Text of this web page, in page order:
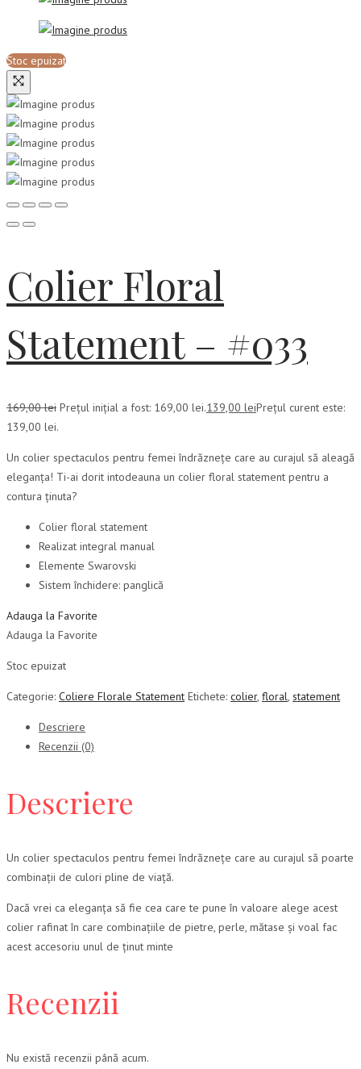
Stoc epuizat
Colier Floral
Statement – #033
169,00lei Prețul inițial a fost: 169,00 lei.139,00 leiPrețul curent este:
139,00 lei.
Un colier spectaculos pentru femei îndrăznețe care au curajul să aleagă
eleganța! Ti-ai dorit intodeauna un colier floral statement pentru a
contura ținuta?
Colier floral statement
Realizat integral manual
Elemente Swarovski
Sistem închidere: panglică
Adauga la Favorite
Adauga la Favorite
Stoc epuizat
Categorie: Coliere Florale Statement Etichete: colier, floral, statement
Descriere
Recenzii (0)
Descriere
Un colier spectaculos pentru femei îndrăznețe care au curajul să poarte
combinații de culori pline de viață.
Dacă vrei ca eleganța să fie cea care te pune în valoare alege acest
colier rafinat în care combinațiile de pietre, perle, mătase și voal fac
acest accesoriu unul de ținut minte
Recenzii
Nu există recenzii până acum.